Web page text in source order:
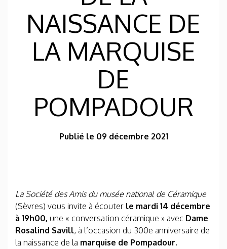
NAISSANCE DE
LA MARQUISE
DE
POMPADOUR
Publié le 09 décembre 2021
La Société des Amis du musée national de Céramique
(Sèvres) vous invite à écouter le mardi 14 décembre
à 19h00, une « conversation céramique » avec Dame
Rosalind Savill, à l’occasion du 300e anniversaire de
la naissance de la marquise de Pompadour.